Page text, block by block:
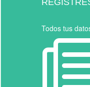
Todos tus